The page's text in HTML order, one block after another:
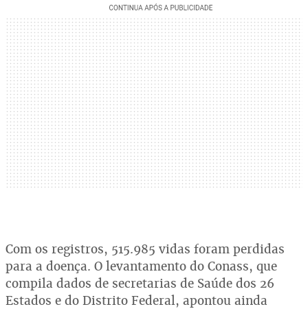
Com os registros, 515.985 vidas foram perdidas
para a doença. O levantamento do Conass, que
compila dados de secretarias de Saúde dos 26
Estados e do Distrito Federal, apontou ainda